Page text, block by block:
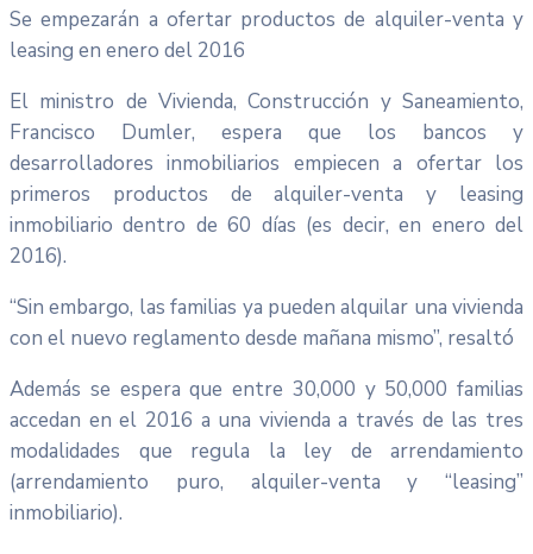
Se empezarán a ofertar productos de alquiler-venta y
leasing en enero del 2016
El ministro de Vivienda, Construcción y Saneamiento,
Francisco Dumler, espera que los bancos y
desarrolladores inmobiliarios empiecen a ofertar los
primeros productos de alquiler-venta y leasing
inmobiliario dentro de 60 días (es decir, en enero del
2016).
“Sin embargo, las familias ya pueden alquilar una vivienda
con el nuevo reglamento desde mañana mismo”, resaltó
Además se espera que entre 30,000 y 50,000 familias
accedan en el 2016 a una vivienda a través de las tres
modalidades que regula la ley de arrendamiento
(arrendamiento puro, alquiler-venta y “leasing”
inmobiliario).